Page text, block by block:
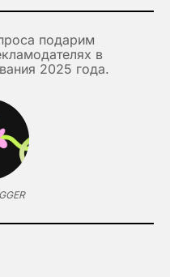
подарим
в
2025 года.